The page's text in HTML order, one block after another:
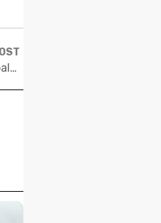
O que aprendi ao estudar na China e na França e trabalhar na Espanha